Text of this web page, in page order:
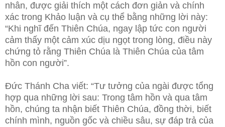
nhân, được giải thích một cách đơn giản và chính
xác trong Khảo luận và cụ thể bằng những lời này:
“Khi nghĩ đến Thiên Chúa, ngay lập tức con người
cảm thấy một cảm xúc dịu ngọt trong lòng, điều này
chứng tỏ rằng Thiên Chúa là Thiên Chúa của tâm
hồn con người”.
Đức Thánh Cha viết: “Tư tưởng của ngài được tổng
hợp qua những lời sau: Trong tâm hồn và qua tâm
hồn, chúng ta nhận biết Thiên Chúa, đồng thời, biết
chính mình, nguồn gốc và chiều sâu, sự đáp trả của